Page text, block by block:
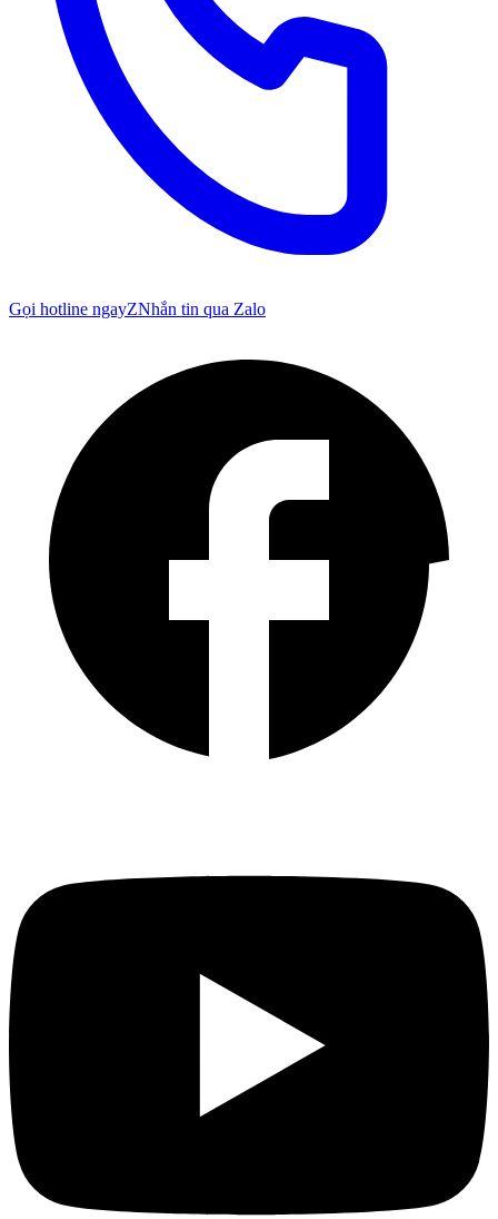
Gọi hotline ngayZNhắn tin qua Zalo